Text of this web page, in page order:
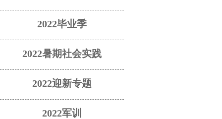
2022毕业季
2022暑期社会实践
2022迎新专题
2022军训